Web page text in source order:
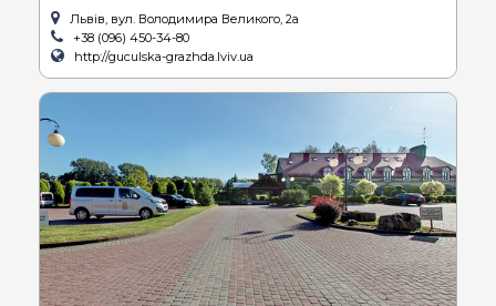
Львів, вул. Володимира Великого, 2а
+38 (096) 450-34-80
http://guculska-grazhda.lviv.ua